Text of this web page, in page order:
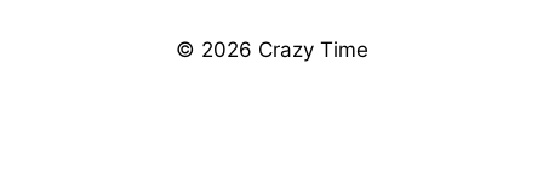
© 2026 Crazy Time